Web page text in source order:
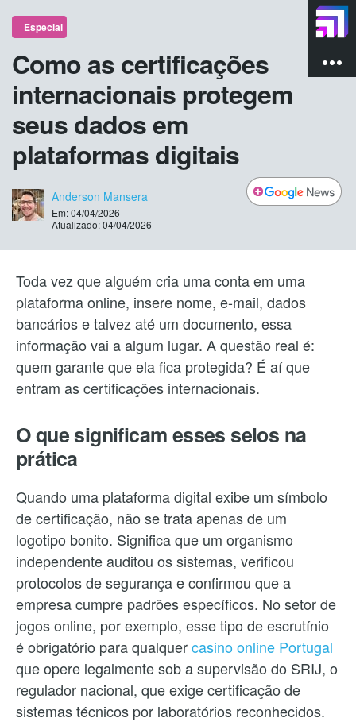
more_vert
Especial
Como as certificações
internacionais protegem
seus dados em
plataformas digitais
Anderson Mansera
Em: 04/04/2026
Atualizado: 04/04/2026
Toda vez que alguém cria uma conta em uma
plataforma online, insere nome, e-mail, dados
bancários e talvez até um documento, essa
informação vai a algum lugar. A questão real é:
quem garante que ela fica protegida? É aí que
entram as certificações internacionais.
O que significam esses selos na
prática
Quando uma plataforma digital exibe um símbolo
de certificação, não se trata apenas de um
logotipo bonito. Significa que um organismo
independente auditou os sistemas, verificou
protocolos de segurança e confirmou que a
empresa cumpre padrões específicos. No setor de
jogos online, por exemplo, esse tipo de escrutínio
é obrigatório para qualquercasino online Portugal
que opere legalmente sob a supervisão do SRIJ, o
regulador nacional, que exige certificação de
sistemas técnicos por laboratórios reconhecidos.